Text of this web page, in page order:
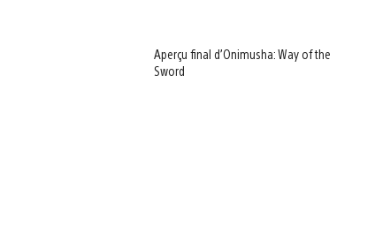
Aperçu final d’Onimusha: Way of the
Sword